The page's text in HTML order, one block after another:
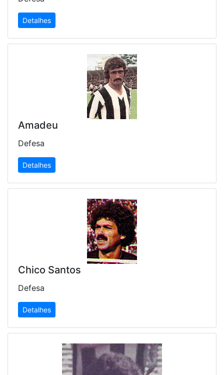
Detalhes
Amadeu
Defesa
Detalhes
Chico Santos
Defesa
Detalhes